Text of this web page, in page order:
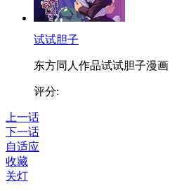
试试胆子
东方同人作品试试胆子漫画
评分:
上一话
下一话
自适应
收藏
关灯